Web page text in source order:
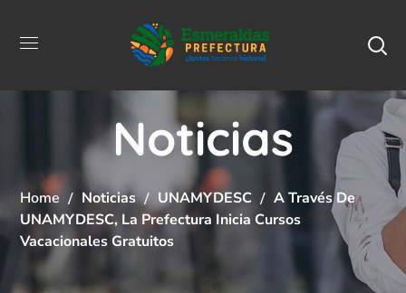
Noticias
Home Noticias UNAMYDESC
A Través De
UNAMYDESC, La Prefectura Inicia Cursos
Vacacionales Gratuitos